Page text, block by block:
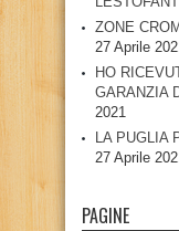
ZONE
27 Aprile
HO
GARANZIA
2021
LA PUGLIA
27 Aprile
PAGINE